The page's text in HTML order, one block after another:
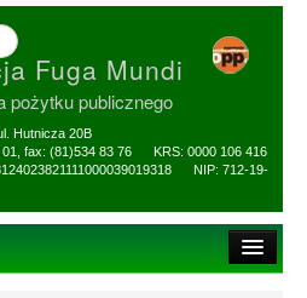
Fuga Mundi
pożytku publicznego
Hutnicza 20B
01, fax: (81)534 83 76 KRS: 0000 106 416
NIP: 712-19-